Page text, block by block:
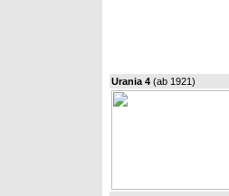
Urania 4 (ab 1921)